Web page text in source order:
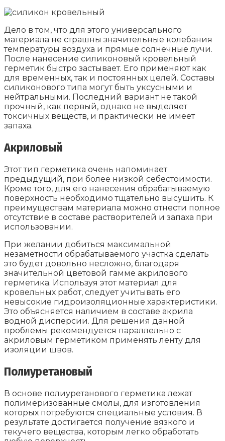
Дело в том, что для этого универсального
материала не страшны значительные колебания
температуры воздуха и прямые солнечные лучи.
После нанесение силиконовый кровельный
герметик быстро застывает. Его применяют как
для временных, так и постоянных целей. Составы
силиконового типа могут быть уксусными и
нейтральными. Последний вариант не такой
прочный, как первый, однако не выделяет
токсичных веществ, и практически не имеет
запаха.
Акриловый
Этот тип герметика очень напоминает
предыдущий, при более низкой себестоимости.
Кроме того, для его нанесения обрабатываемую
поверхность необходимо тщательно высушить. К
преимуществам материала можно отнести полное
отсутствие в составе растворителей и запаха при
использовании.
При желании добиться максимальной
незаметности обрабатываемого участка сделать
это будет довольно несложно, благодаря
значительной цветовой гамме акрилового
герметика. Используя этот материал для
кровельных работ, следует учитывать его
невысокие гидроизоляционные характеристики.
Это объясняется наличием в составе акрила
водной дисперсии. Для решения данной
проблемы рекомендуется параллельно с
акриловым герметиком применять ленту для
изоляции швов.
Полиуретановый
В основе полиуретанового герметика лежат
полимеризованные смолы, для изготовления
которых потребуются специальные условия. В
результате достигается получение вязкого и
текучего вещества, которым легко обработать